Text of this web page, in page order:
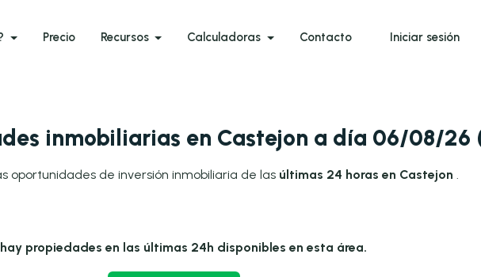
Precio Recursos Calculadoras Contacto Iniciar sesión
inmobiliarias en Castejon a día 06/08/26
oportunidades de inversión inmobiliaria de las últimas 24 horas en Castejon .
propiedades en las últimas 24h disponibles en esta área.